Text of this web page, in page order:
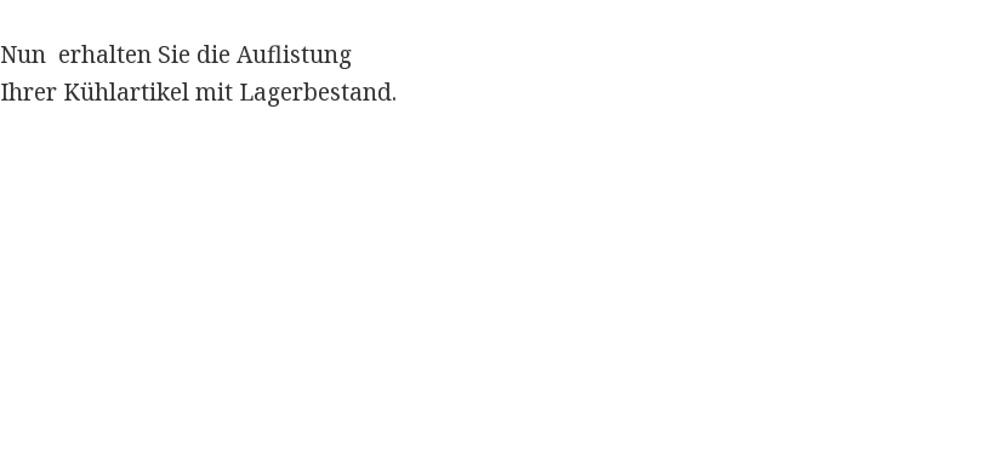
Nun erhalten Sie die Auflistung
Ihrer Kühlartikel mit Lagerbestand.